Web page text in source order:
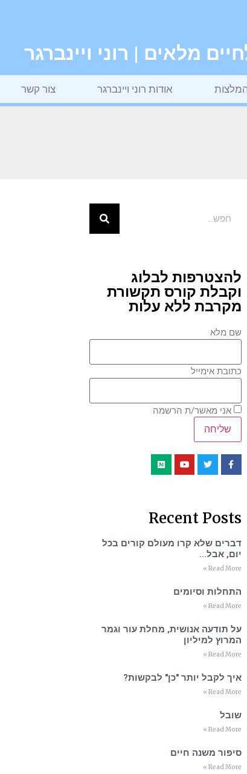
מלאים | רוני ויינברגר
אודות רוני ויינברגר צור קשר
להצטרפות לבלוג
וקבלת קורס תקשורת
מקרבת ללא עלות
שם מלא
כתובת אימייל
אני מאשר/ת הרשמה
Recent Posts
דברים שלא קרו מעולם קורים בכל
יום, אבל…
Read More »
התחלות וסיומים
Read More »
על תודעה אנושית, מחלת עור וגמר
המרוץ למיליון
Read More »
איך לקבל יותר "כן" לבקשות?
Read More »
שובל
Read More »
סיפור משנה חיים
Read More »